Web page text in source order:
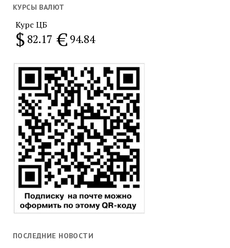
месяц
КУРСЫ ВАЛЮТ
Курс ЦБ
$ 82.17 € 94.84
ПОСЛЕДНИЕ НОВОСТИ